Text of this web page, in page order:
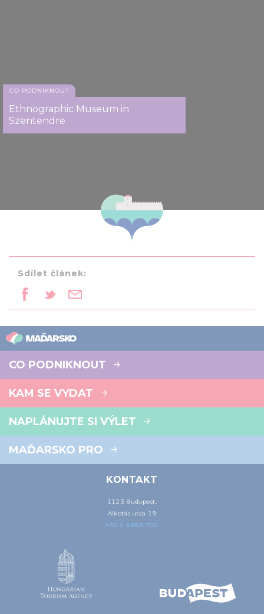
CO PODNIKNOUT
Ethnographic Museum in
Szentendre
Sdílet článek:
CO PODNIKNOUT
KAM SE VYDAT
NAPLÁNUJTE SI VÝLET
MAĎARSKO PRO
KONTAKT
1123 Budapest,
Alkotás utca 19
+36 1 4888 700